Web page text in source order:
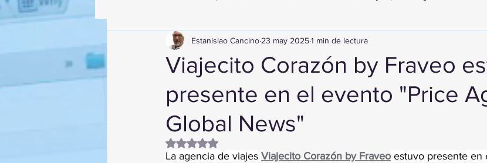
Viajecito Corazón by Fraveo
presente en el evento "Price
Global News"
Estanislao Cancino 23 may 20251 min de lectura
Obtuvo NaN de 5 estrellas.
La agencia de viajes Viajecito Corazón by Fraveo estuvo presente en